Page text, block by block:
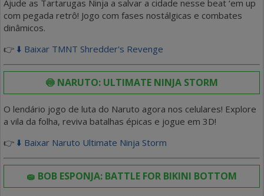
Ajude as Tartarugas Ninja a salvar a cidade nesse beat ‘em up
com pegada retrô! Jogo com fases nostálgicas e combates
dinâmicos.
👉 ⬇️ Baixar TMNT Shredder's Revenge
🍥 NARUTO: ULTIMATE NINJA STORM
O lendário jogo de luta do Naruto agora nos celulares! Explore
a vila da folha, reviva batalhas épicas e jogue em 3D!
👉 ⬇️ Baixar Naruto Ultimate Ninja Storm
🧽 BOB ESPONJA: BATTLE FOR BIKINI BOTTOM